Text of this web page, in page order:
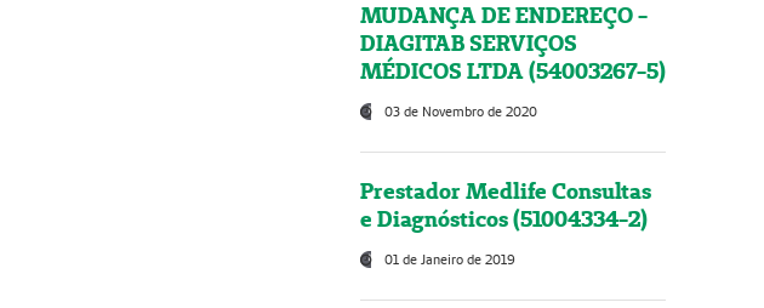
MUDANÇA DE ENDEREÇO -
DIAGITAB SERVIÇOS
MÉDICOS LTDA (54003267-5)
03 de Novembro de 2020
Prestador Medlife Consultas
e Diagnósticos (51004334-2)
01 de Janeiro de 2019